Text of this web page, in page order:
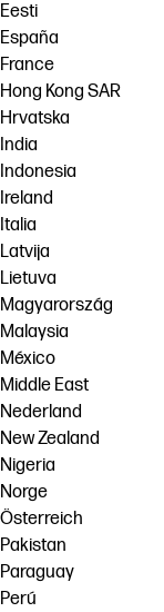
Eesti
España
France
Hong Kong SAR
Hrvatska
India
Indonesia
Ireland
Italia
Latvija
Lietuva
Magyarország
Malaysia
México
Middle East
Nederland
New Zealand
Nigeria
Norge
Österreich
Pakistan
Paraguay
Perú